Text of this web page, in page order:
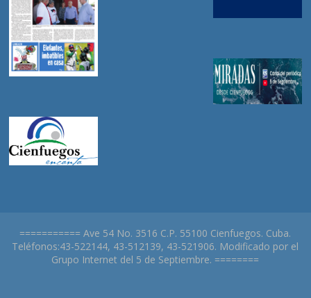
=========== Ave 54 No. 3516 C.P. 55100 Cienfuegos. Cuba.
Teléfonos:43-522144, 43-512139, 43-521906. Modificado por el
Grupo Internet del 5 de Septiembre. ========